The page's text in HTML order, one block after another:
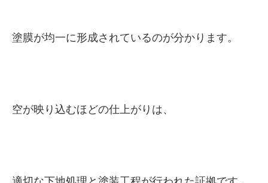
塗膜が均一に形成されているのが分かります。
空が映り込むほどの仕上がりは、